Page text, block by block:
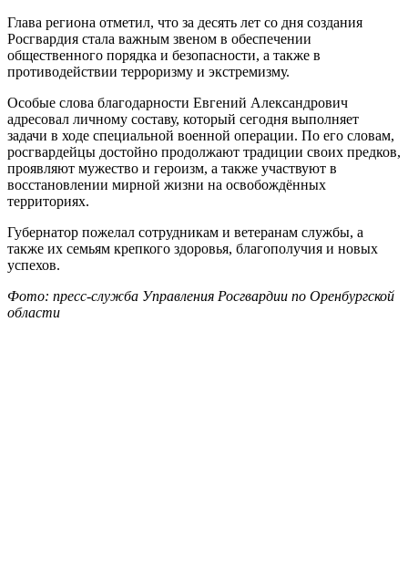
Глава региона отметил, что за десять лет со дня создания
Росгвардия стала важным звеном в обеспечении
общественного порядка и безопасности, а также в
противодействии терроризму и экстремизму.
Особые слова благодарности Евгений Александрович
адресовал личному составу, который сегодня выполняет
задачи в ходе специальной военной операции. По его словам,
росгвардейцы достойно продолжают традиции своих предков,
проявляют мужество и героизм, а также участвуют в
восстановлении мирной жизни на освобождённых
территориях.
Губернатор пожелал сотрудникам и ветеранам службы, а
также их семьям крепкого здоровья, благополучия и новых
успехов.
Фото: пресс-служба Управления Росгвардии по Оренбургской
области